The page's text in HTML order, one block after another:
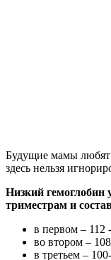
Будущие мамы любят
здесь нельзя
Низкий гемоглобин
триместрам и
в первом – 112
во втором –
в третьем –